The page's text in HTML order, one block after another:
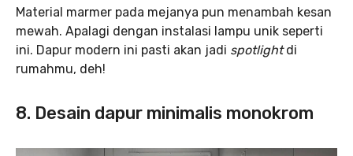
Material marmer pada mejanya pun menambah kesan
mewah. Apalagi dengan instalasi lampu unik seperti
ini. Dapur modern ini pasti akan jadi spotlightdi
rumahmu, deh!
8. Desain dapur minimalis monokrom